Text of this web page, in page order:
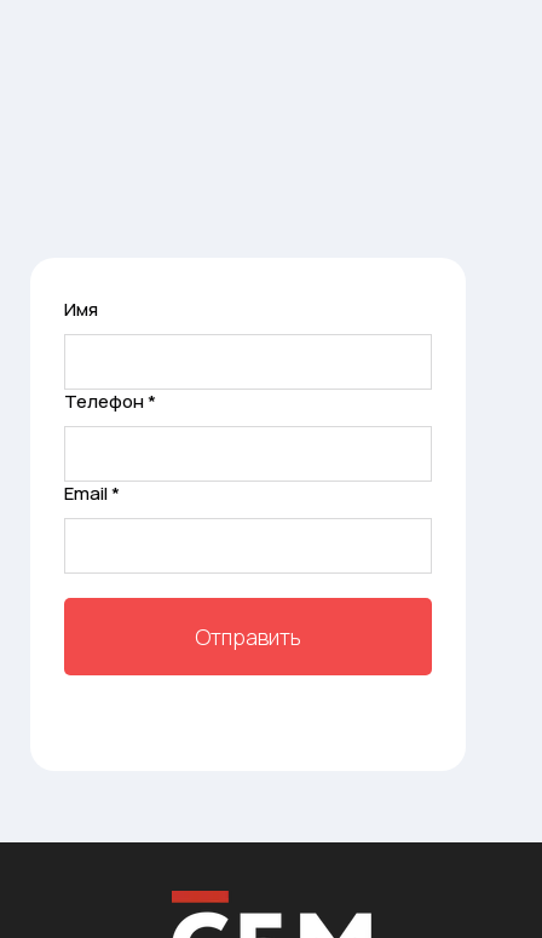
Имя
Телефон *
Email *
Отправить